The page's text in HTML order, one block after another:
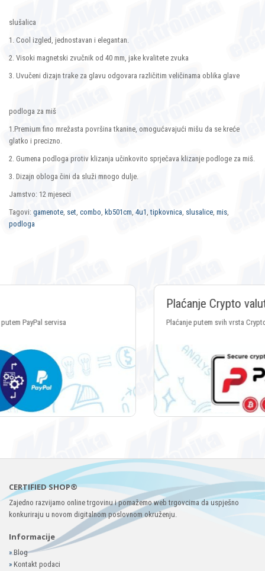
slušalica
1. Cool izgled, jednostavan i elegantan.
2. Visoki magnetski zvučnik od 40 mm, jake kvalitete zvuka
3. Uvučeni dizajn trake za glavu odgovara različitim veličinama oblika glave
podloga za miš
1.Premium fino mrežasta površina tkanine, omogućavajući mišu da se kreće
glatko i precizno.
2. Gumena podloga protiv klizanja učinkovito sprječava klizanje podloge za miš.
3. Dizajn obloga čini da služi mnogo dulje.
Jamstvo: 12 mjeseci
Tagovi: gamenote, set, combo, kb501cm, 4u1 ,tipkovnica, slusalice, mis,
podloga
Plaćanje putem svih vrsta Crypto valuta
CERTIFIED SHOP®
Zajedno razvijamo online trgovinu i pomažemo web trgovcima da uspješno
konkuriraju u novom digitalnom poslovnom okruženju.
Informacije
»Blog
» Kontakt podaci